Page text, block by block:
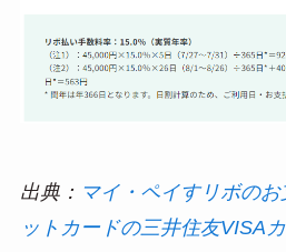
出典： マイ・ペイすリボの
ットカードの三井住友VISA